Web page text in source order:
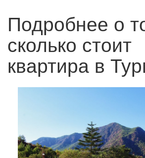
Подробнее о
сколько стоит
квартира в